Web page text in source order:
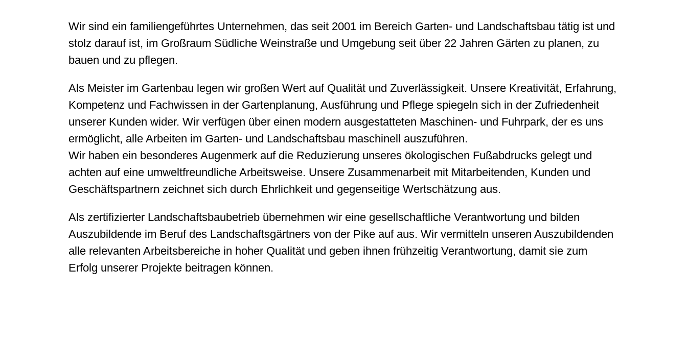
Wir sind ein familiengeführtes Unternehmen, das seit 2001 im Bereich Garten- und Landschaftsbau tätig ist und
stolz darauf ist, im Großraum Südliche Weinstraße und Umgebung seit über 22 Jahren Gärten zu planen, zu
bauen und zu pflegen.
Als Meister im Gartenbau legen wir großen Wert auf Qualität und Zuverlässigkeit. Unsere Kreativität, Erfahrung,
Kompetenz und Fachwissen in der Gartenplanung, Ausführung und Pflege spiegeln sich in der Zufriedenheit
unserer Kunden wider. Wir verfügen über einen modern ausgestatteten Maschinen- und Fuhrpark, der es uns
ermöglicht, alle Arbeiten im Garten- und Landschaftsbau maschinell auszuführen.
Wir haben ein besonderes Augenmerk auf die Reduzierung unseres ökologischen Fußabdrucks gelegt und
achten auf eine umweltfreundliche Arbeitsweise. Unsere Zusammenarbeit mit Mitarbeitenden, Kunden und
Geschäftspartnern zeichnet sich durch Ehrlichkeit und gegenseitige Wertschätzung aus.
Als zertifizierter Landschaftsbaubetrieb übernehmen wir eine gesellschaftliche Verantwortung und bilden
Auszubildende im Beruf des Landschaftsgärtners von der Pike auf aus. Wir vermitteln unseren Auszubildenden
alle relevanten Arbeitsbereiche in hoher Qualität und geben ihnen frühzeitig Verantwortung, damit sie zum
Erfolg unserer Projekte beitragen können.